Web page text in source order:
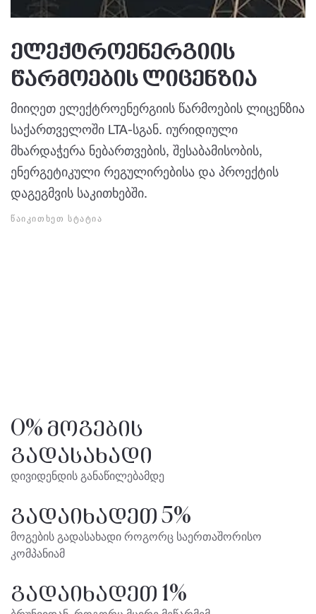
ელექტროენერგიის
წარმოების ლიცენზია
მიიღეთ ელექტროენერგიის წარმოების ლიცენზია
საქართველოში LTA-სგან. იურიდიული
მხარდაჭერა ნებართვების, შესაბამისობის,
ენერგეტიკული რეგულირებისა და პროექტის
დაგეგმვის საკითხებში.
ᲬᲐᲘᲙᲘᲗᲮᲔᲗ ᲡᲢᲐᲢᲘᲐ
0% მოგების
გადასახადი
დივიდენდის განაწილებამდე
გადაიხადეთ 5%
მოგების გადასახადი როგორც საერთაშორისო
კომპანიამ
გადაიხადეთ 1%